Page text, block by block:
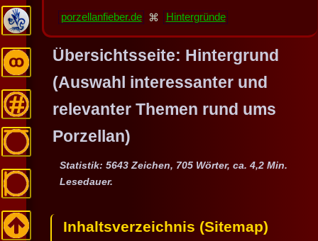
porzellanfieber.de ⌘ Hintergründe
Übersichtsseite: Hintergrund
(Auswahl interessanter und
relevanter Themen rund ums
Porzellan)
Statistik: 5643 Zeichen, 705 Wörter, ca. 4,2 Min.
Lesedauer.
Inhaltsverzeichnis (Sitemap)